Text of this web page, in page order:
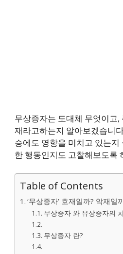
무상증자는 도대체 무엇이고
재라고하는지 알아보겠습니
승에도 영향을 미치고 있는지
한 행동인지도 고찰해보도록
Table of Contents
‘무상증자’ 호재일까? 악재일
무상증자 와 유상증자의
무상증자 란?